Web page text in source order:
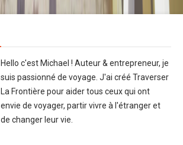
Hello c'est Michael ! Auteur & entrepreneur, je
suis passionné de voyage. J'ai créé Traverser
La Frontière pour aider tous ceux qui ont
envie de voyager, partir vivre à l'étranger et
de changer leur vie.